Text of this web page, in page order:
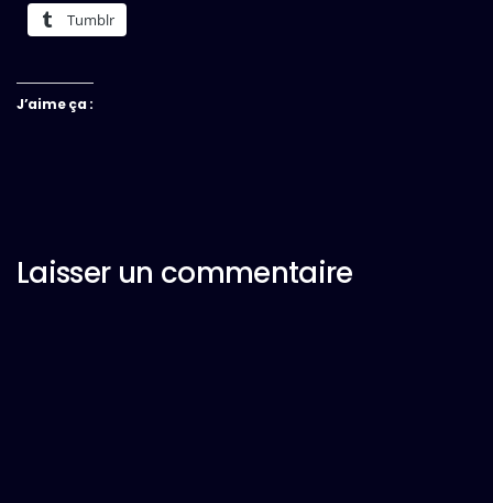
Tumblr
J’aime ça :
Laisser un commentaire